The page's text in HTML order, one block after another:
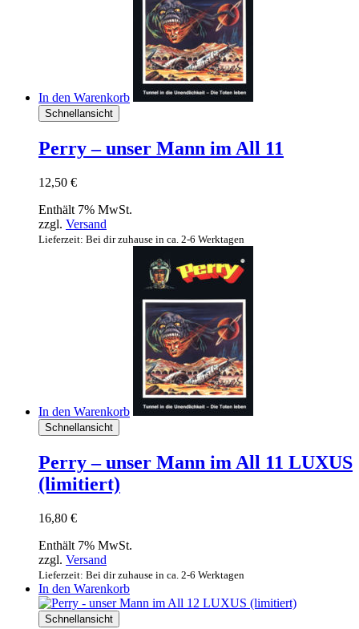
In den Warenkorb
Schnellansicht
Perry – unser Mann im All 11
12,50 €
Enthält 7% MwSt.
zzgl. Versand
Lieferzeit: Bei dir zuhause in ca. 2-6 Werktagen
In den Warenkorb
Schnellansicht
Perry – unser Mann im All 11 LUXUS
(limitiert)
16,80 €
Enthält 7% MwSt.
zzgl. Versand
Lieferzeit: Bei dir zuhause in ca. 2-6 Werktagen
In den Warenkorb
Schnellansicht